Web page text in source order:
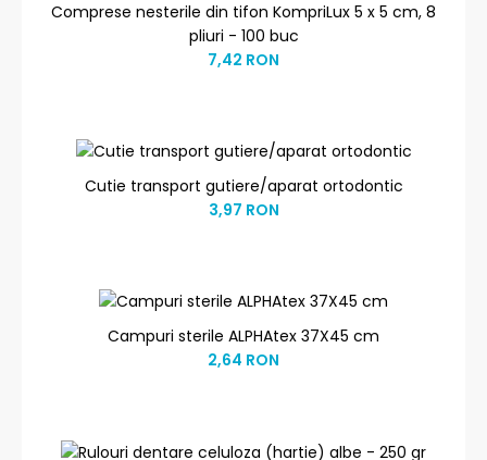
Comprese nesterile din tifon KompriLux 5 x 5 cm, 8
pliuri - 100 buc
7,42 RON
Cutie transport gutiere/aparat ortodontic
3,97 RON
Campuri sterile ALPHAtex 37X45 cm
2,64 RON